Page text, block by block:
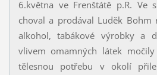
6.května ve Frenštátě p.R. Ve
choval a prodával Luděk Bohm
alkohol, tabákové výrobky a
vlivem omamných látek
tělesnou potřebu v okolí